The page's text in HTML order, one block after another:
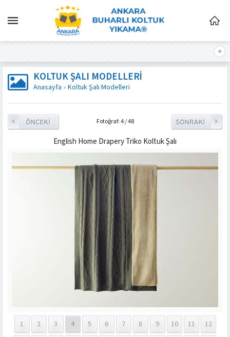
KOLTUK ŞALI MODELLERI
Anasayfa » Koltuk Şalı Modelleri
Fotoğraf: 4 / 48
English Home Drapery Triko Koltuk Şalı
1 2 3 4 5 6 7 8 9 10 11
12